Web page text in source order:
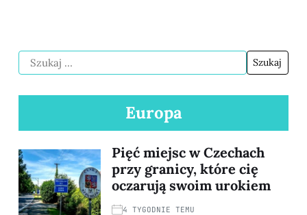
Europa
Pięć miejsc w Czechach
przy granicy, które cię
oczarują swoim urokiem
4 TYGODNIE TEMU